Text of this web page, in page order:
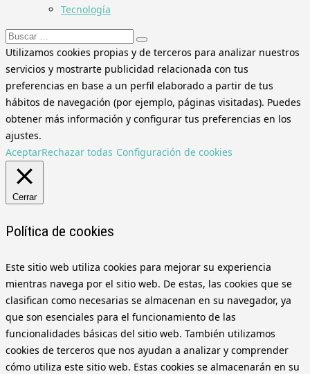
Tecnología
Buscar:
Utilizamos cookies propias y de terceros para analizar nuestros
servicios y mostrarte publicidad relacionada con tus
preferencias en base a un perfil elaborado a partir de tus
hábitos de navegación (por ejemplo, páginas visitadas). Puedes
obtener más información y configurar tus preferencias en los
ajustes.
AceptarRechazar todas Configuración de cookies
Cerrar
Política de cookies
Este sitio web utiliza cookies para mejorar su experiencia
mientras navega por el sitio web. De estas, las cookies que se
clasifican como necesarias se almacenan en su navegador, ya
que son esenciales para el funcionamiento de las
funcionalidades básicas del sitio web. También utilizamos
cookies de terceros que nos ayudan a analizar y comprender
cómo utiliza este sitio web. Estas cookies se almacenarán en su